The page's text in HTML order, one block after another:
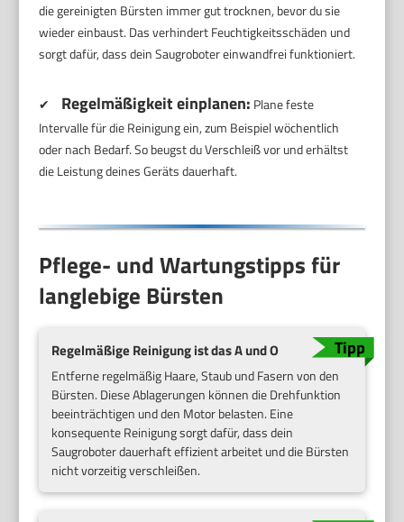
die gereinigten Bürsten immer gut trocknen, bevor du sie
wieder einbaust. Das verhindert Feuchtigkeitsschäden und
sorgt dafür, dass dein Saugroboter einwandfrei funktioniert.
✔ Regelmäßigkeit einplanen: Plane feste
Intervalle für die Reinigung ein, zum Beispiel wöchentlich
oder nach Bedarf. So beugst du Verschleiß vor und erhältst
die Leistung deines Geräts dauerhaft.
Pflege- und Wartungstipps für
langlebige Bürsten
Regelmäßige Reinigung ist das A und O
Entferne regelmäßig Haare, Staub und Fasern von den
Bürsten. Diese Ablagerungen können die Drehfunktion
beeinträchtigen und den Motor belasten. Eine
konsequente Reinigung sorgt dafür, dass dein
Saugroboter dauerhaft effizient arbeitet und die Bürsten
nicht vorzeitig verschleißen.